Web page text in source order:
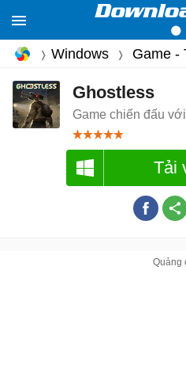
Windows Game -
Ghostless
Game chiến đấu
Tải